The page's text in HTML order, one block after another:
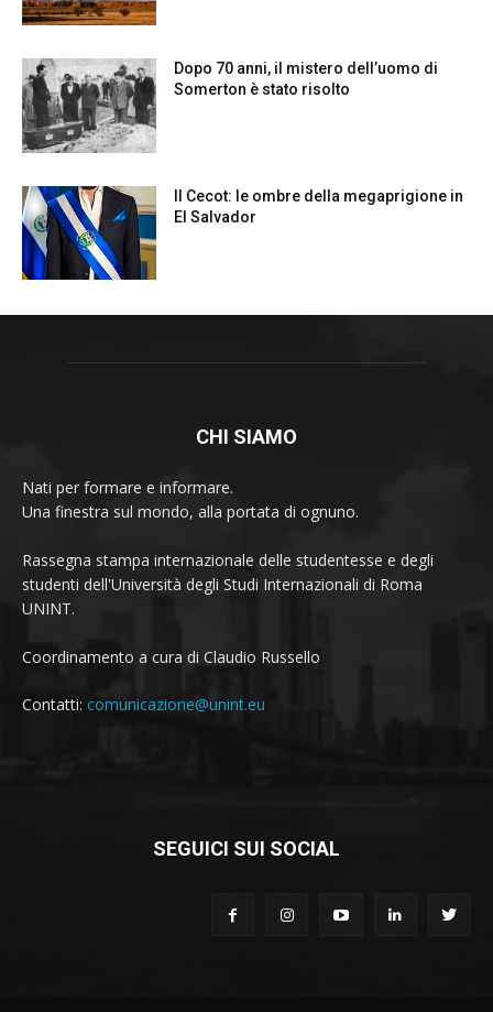
CHI SIAMO
Nati per formare e informare.
Una finestra sul mondo, alla portata di ognuno.
Rassegna stampa internazionale delle studentesse e degli
studenti dell'Università degli Studi Internazionali di Roma
UNINT.
Coordinamento a cura di Claudio Russello
Contatti: comunicazione@unint.eu
SEGUICI SUI SOCIAL